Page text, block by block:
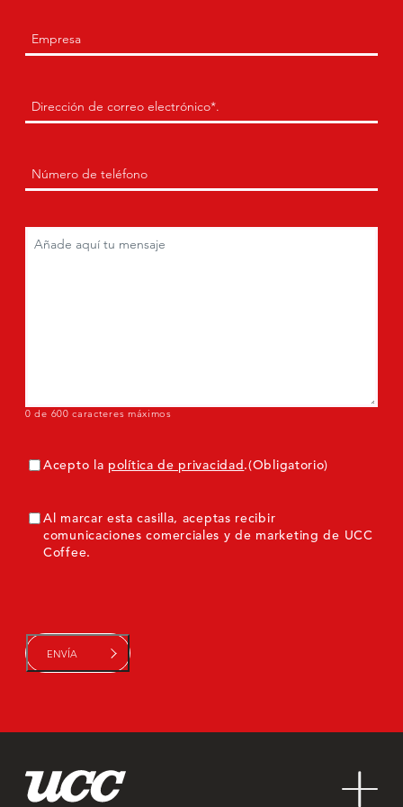
Empresa
Envía
un
(Obligatorio)
Teléfono (Obligatorio)
0 de 600 caracteres máximos
Consentimiento(Obligatorio)
Acepto la política de privacidad.(Obligatorio)
ConsentimientoMarketing
Al marcar esta casilla, aceptas recibir
comunicaciones comerciales y de marketing de UCC
Coffee.